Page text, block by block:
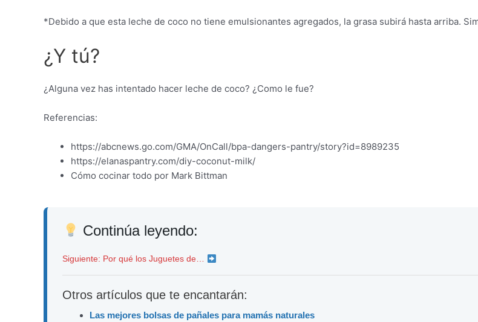
*Debido a que esta leche de coco no tiene emulsionantes agregados, la grasa subirá hasta arriba.
¿Y tú?
¿Alguna vez has intentado hacer leche de coco? ¿Como le fue?
Referencias:
https://abcnews.go.com/GMA/OnCall/bpa-dangers-pantry/story?id=8989235
https://elanaspantry.com/diy-coconut-milk/
Cómo cocinar todo por Mark Bittman
Continúa leyendo:
Siguiente: Por qué los Juguetes de…
Otros artículos que te encantarán:
Las mejores bolsas de pañales para mamás naturales